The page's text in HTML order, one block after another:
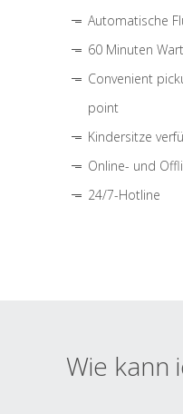
Automatische
60 Minuten
Convenient
point
Kindersitze
Online- und
24/7-Hotline
Wie kann